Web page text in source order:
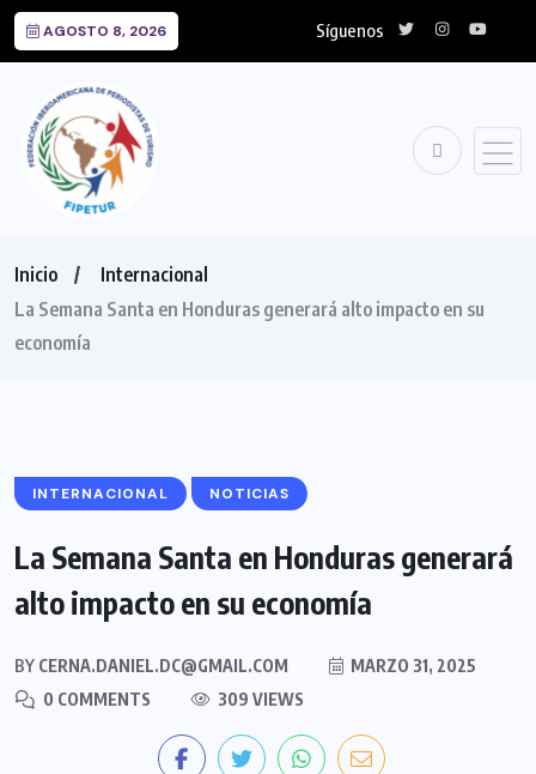
AGOSTO 8, 2026 Síguenos
Inicio
Internacional
La Semana Santa en Honduras generará alto impacto en su
economía
INTERNACIONAL NOTICIAS
La Semana Santa en Honduras generará
alto impacto en su economía
BY CERNA.DANIEL.DC@GMAIL.COM
MARZO 31, 2025
0 COMMENTS
309 VIEWS